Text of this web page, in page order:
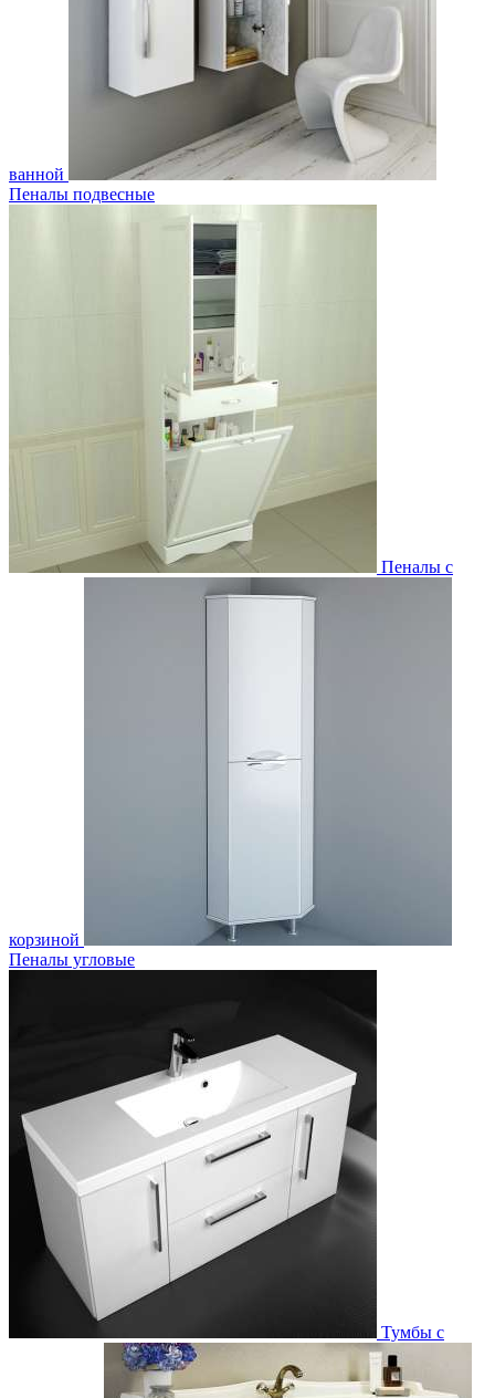
ванной
Пеналы подвесные
Пеналы с
корзиной
Пеналы угловые
Тумбы с